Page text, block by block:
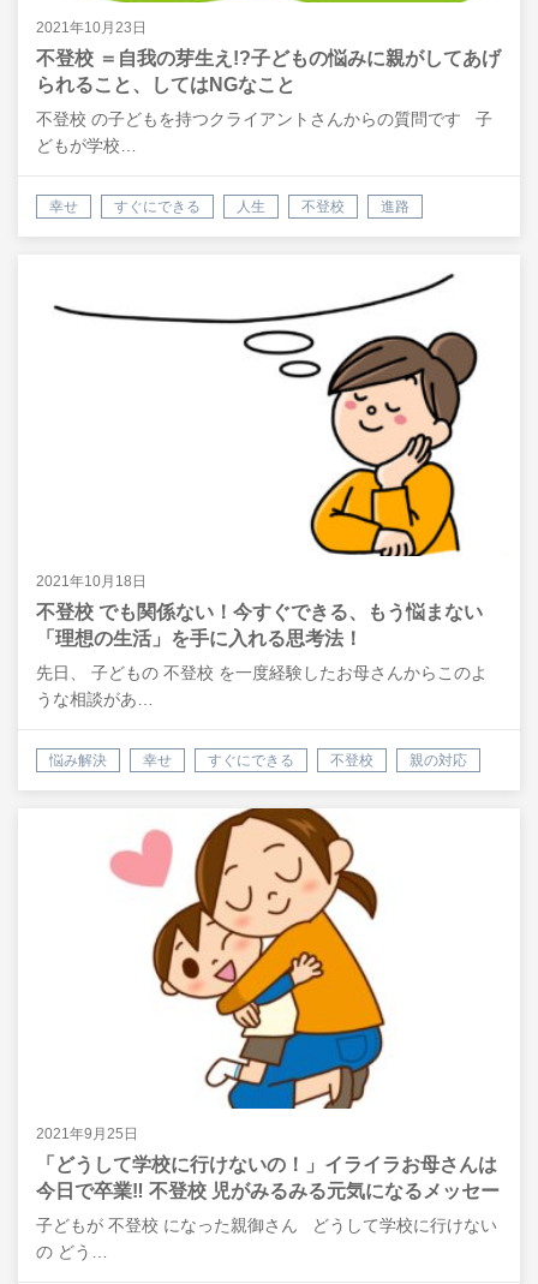
2021年10月23日
不登校 ＝自我の芽生え!?子どもの悩みに親がしてあげ
られること、してはNGなこと
不登校 の子どもを持つクライアントさんからの質問です 子
どもが学校…
幸せ すぐにできる 人生 不登校 進路
2021年10月18日
不登校 でも関係ない！今すぐできる、もう悩まない
「理想の生活」を手に入れる思考法！
先日、 子どもの 不登校 を一度経験したお母さんからこのよ
うな相談があ…
悩み解決 幸せ すぐにできる 不登校 親の対応
2021年9月25日
「どうして学校に行けないの！」イライラお母さんは
今日で卒業‼ 不登校 児がみるみる元気になるメッセー
ジの伝え方
子どもが 不登校 になった親御さん どうして学校に行けない
の どう…